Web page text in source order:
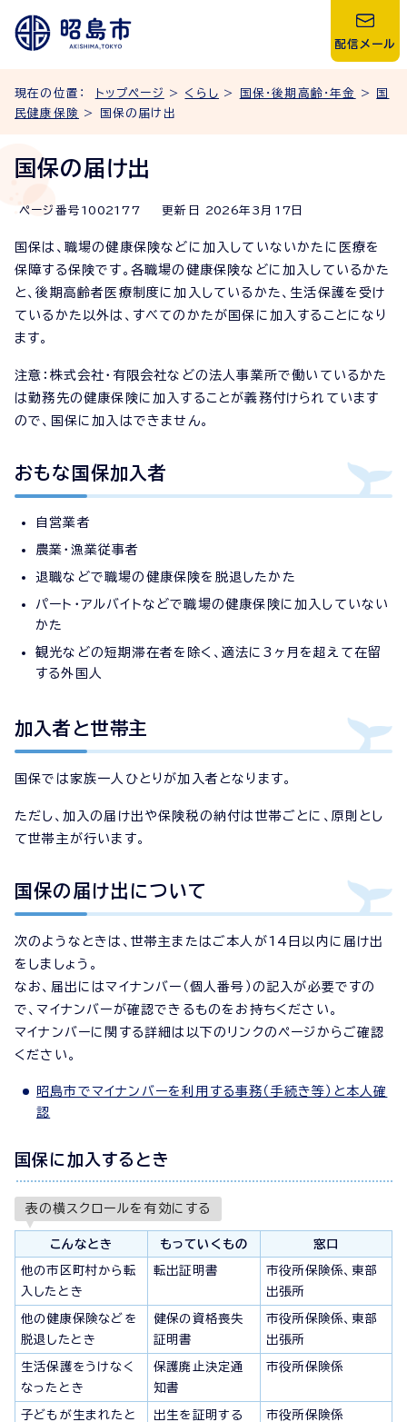
配信メール
現在の位置： トップページ > くらし > 国保・後期高齢・年金 >
国
民健康保険 > 国保の届け出
国保の届け出
ページ番号 1002177 更新日 2026年3月 17 日
国保は、職場の健康保険などに加入していないかたに医療を
保障する保険です。各職場の健康保険などに加入しているかた
と、後期高齢者医療制度に加入しているかた、生活保護を受け
ているかた以外は、すべてのかたが国保に加入することになり
ます。
注意：株式会社・有限会社などの法人事業所で働いているかた
は勤務先の健康保険に加入することが義務付けられています
ので、国保に加入はできません。
おもな国保加入者
自営業者
農業・漁業従事者
退職などで職場の健康保険を脱退したかた
パート・アルバイトなどで職場の健康保険に加入していない
かた
観光などの短期滞在者を除く、適法に3ヶ月を超えて在留
する外国人
加入者と世帯主
国保では家族一人ひとりが加入者となります。
ただし、加入の届け出や保険税の納付は世帯ごとに、原則とし
て世帯主が行います。
国保の届け出について
次のようなときは、世帯主またはご本人が14日以内に届け出
をしましょう。
なお、届出にはマイナンバー（個人番号）の記入が必要ですの
で、マイナンバーが確認できるものをお持ちください。
マイナンバーに関する詳細は以下のリンクのページからご確認
ください。
昭島市でマイナンバーを利用する事務（手続き等）と本人確
認
国保に加入するとき
表の横スクロールを有効にする
こんなとき もっていくもの 窓口
他の市区町村から転
入したとき
転出証明書
市役所保険係、東部
出張所
他の健康保険などを
脱退したとき
健保の資格喪失
証明書
市役所保険係、東部
出張所
生活保護をうけなく
なったとき
保護廃止決定通
知書
市役所保険係
子どもが生まれたと
出生を証明する
市役所保険係